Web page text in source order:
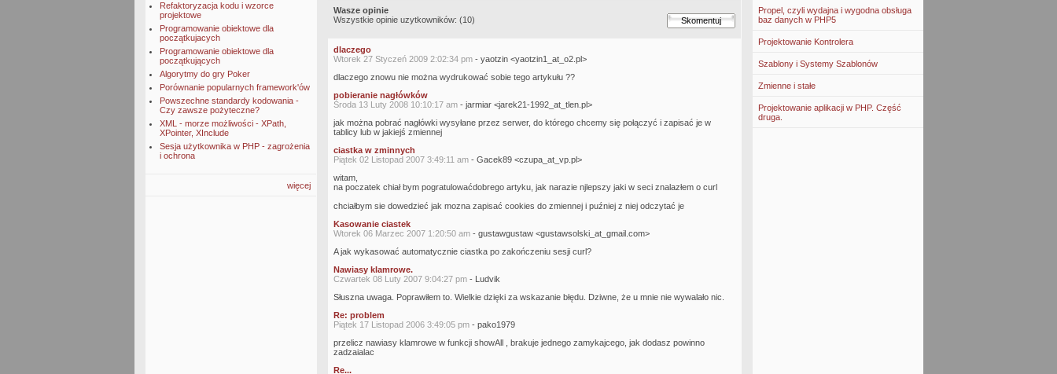
Propel, czyli wydajna i wygodna obsługa
baz danych w PHP5
Projektowanie Kontrolera
Szablony i Systemy Szablonów
Zmienne i stałe
Projektowanie aplikacji w PHP. Część
druga.
Refaktoryzacja kodu i wzorce
projektowe
Programowanie obiektowe dla
początkujacych
Programowanie obiektowe dla
początkujących
Algorytmy do gry Poker
Porównanie popularnych framework'ów
Powszechne standardy kodowania -
Czy zawsze pożyteczne?
XML - morze możliwości - XPath,
XPointer, XInclude
Sesja użytkownika w PHP - zagrożenia
i ochrona
więcej
Wasze opinie
Wszystkie opinie uzytkowników: (10)
dlaczego
Wtorek 27 Styczeń 2009 2:02:34 pm- yaotzin <yaotzin1_at_o2.pl>
dlaczego znowu nie można wydrukować sobie tego artykułu ??
pobieranie nagłówków
Środa 13 Luty 2008 10:10:17 am- jarmiar <jarek21-1992_at_tlen.pl>
jak można pobrać nagłówki wysyłane przez serwer, do którego chcemy się połączyć i zapisać je w
tablicy lub w jakiejś zmiennej
ciastka w zminnych
Piątek 02 Listopad 2007 3:49:11 am- Gacek89 <czupa_at_vp.pl>
witam,
na poczatek chiał bym pogratulowaćdobrego artyku, jak narazie njlepszy jaki w seci znalazłem o curl
chciałbym sie dowedzieć jak mozna zapisać cookies do zmiennej i puźniej z niej odczytać je
Kasowanie ciastek
Wtorek 06 Marzec 2007 1:20:50 am- gustawgustaw <gustawsolski_at_gmail.com>
A jak wykasować automatycznie ciastka po zakończeniu sesji curl?
Nawiasy klamrowe.
Czwartek 08 Luty 2007 9:04:27 pm- Ludvik
Słuszna uwaga. Poprawiłem to. Wielkie dzięki za wskazanie błędu. Dziwne, że u mnie nie wywalało nic.
Re: problem
Piątek 17 Listopad 2006 3:49:05 pm- pako1979
przelicz nawiasy klamrowe w funkcji showAll , brakuje jednego zamykajcego, jak dodasz powinno
zadzaialac
Re...